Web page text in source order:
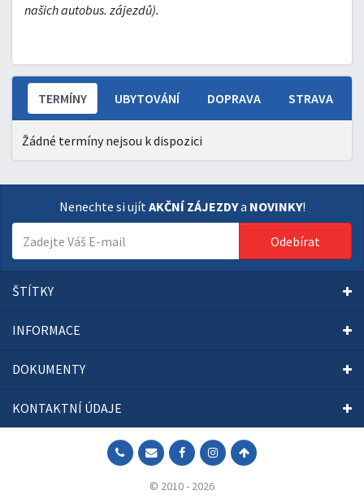
našich autobus. zájezdů).
TERMÍNY UBYTOVÁNÍ DOPRAVA STRAVA
Žádné termíny nejsou k dispozici
Nenechte si ujítAKČNÍ ZÁJEZDYa NOVINKY!
Odebírat
ŠTÍTKY
INFORMACE
DOKUMENTY
KONTAKTNÍ ÚDAJE
© 2010 - 2026